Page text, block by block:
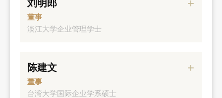
元大期货董事
元大证券副总经理
刘明郎
董事
淡江大学企业管理学士
元大人寿董事
元大金控营运作业长
陈建文
董事
台湾大学国际企业学系硕士